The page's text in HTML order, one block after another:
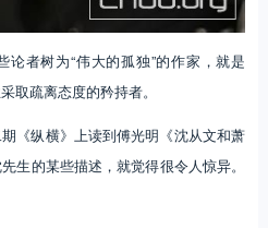
者树为“伟大的孤独”的作家，就是
取疏离态度的矜持者。
纵横》上读到傅光明《沈从文和萧
生的某些描述，就觉得很令人惊异。